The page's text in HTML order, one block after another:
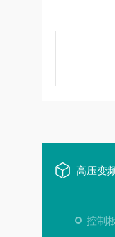
高压变
控制